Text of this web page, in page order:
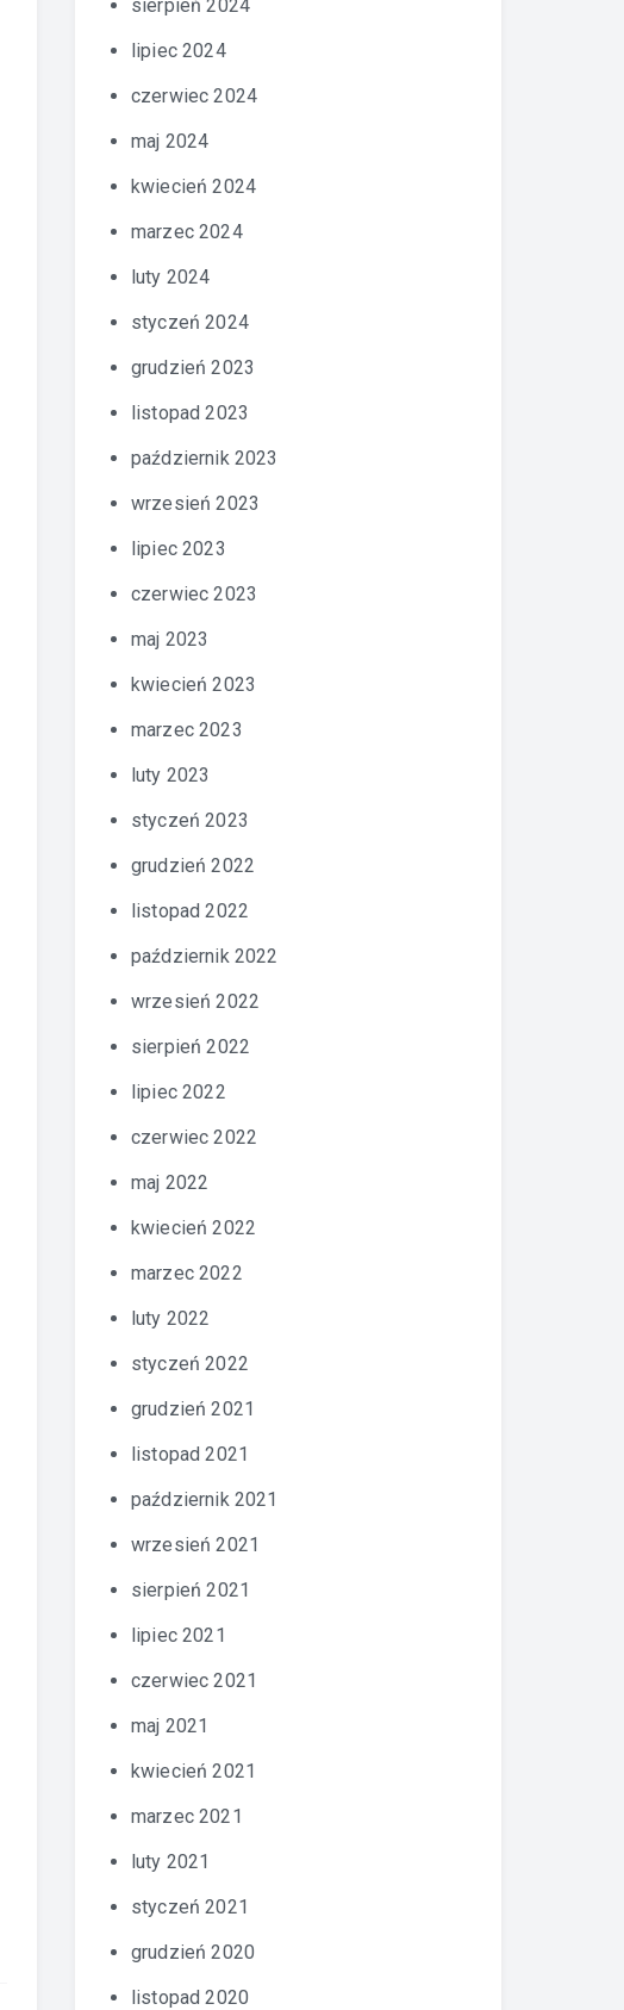
sierpień 2024
lipiec 2024
czerwiec 2024
maj 2024
kwiecień 2024
marzec 2024
luty 2024
styczeń 2024
grudzień 2023
listopad 2023
październik 2023
wrzesień 2023
lipiec 2023
czerwiec 2023
maj 2023
kwiecień 2023
marzec 2023
luty 2023
styczeń 2023
grudzień 2022
listopad 2022
październik 2022
wrzesień 2022
sierpień 2022
lipiec 2022
czerwiec 2022
maj 2022
kwiecień 2022
marzec 2022
luty 2022
styczeń 2022
grudzień 2021
listopad 2021
październik 2021
wrzesień 2021
sierpień 2021
lipiec 2021
czerwiec 2021
maj 2021
kwiecień 2021
marzec 2021
luty 2021
styczeń 2021
grudzień 2020
listopad 2020